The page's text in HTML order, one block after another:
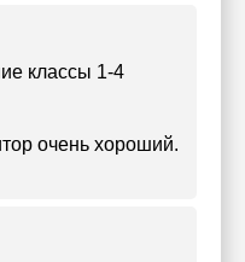
классы 1-4
очень хороший.